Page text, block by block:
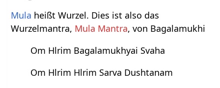
Mula heißt Wurzel. Dies ist also das
Wurzelmantra, Mula Mantra, von Bagalamukhi
Om Hlrim Bagalamukhyai Svaha
Om Hlrim Hlrim Sarva Dushtanam